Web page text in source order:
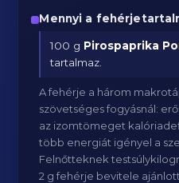
Mennyi a
100 g Pirospaprika
tartalmaz.
A fehérje a három
szövetséges fogyásnál:
az izomtömeget
több energiát igényel a
Felnőtteknek
2 g fehérje bevitele